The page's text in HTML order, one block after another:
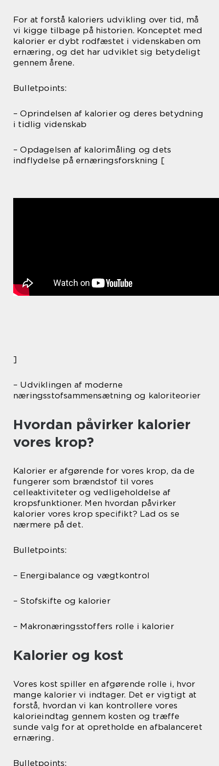
For at forstå kaloriers udvikling over tid, må
vi kigge tilbage på historien. Konceptet med
kalorier er dybt rodfæstet i videnskaben om
ernæring, og det har udviklet sig betydeligt
gennem årene.
Bulletpoints:
– Oprindelsen af kalorier og deres betydning
i tidlig videnskab
– Opdagelsen af kalorimåling og dets
indflydelse på ernæringsforskning [
]
– Udviklingen af moderne
næringsstofsammensætning og kaloriteorier
Hvordan påvirker kalorier
vores krop?
Kalorier er afgørende for vores krop, da de
fungerer som brændstof til vores
celleaktiviteter og vedligeholdelse af
kropsfunktioner. Men hvordan påvirker
kalorier vores krop specifikt? Lad os se
nærmere på det.
Bulletpoints:
– Energibalance og vægtkontrol
– Stofskifte og kalorier
– Makronæringsstoffers rolle i kalorier
Kalorier og kost
Vores kost spiller en afgørende rolle i, hvor
mange kalorier vi indtager. Det er vigtigt at
forstå, hvordan vi kan kontrollere vores
kalorieindtag gennem kosten og træffe
sunde valg for at opretholde en afbalanceret
ernæring.
Bulletpoints: